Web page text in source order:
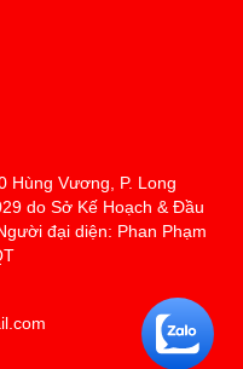
Hùng Vương, P. Long
do Sở Kế Hoạch & Đầu
đại diện: Phan Phạm